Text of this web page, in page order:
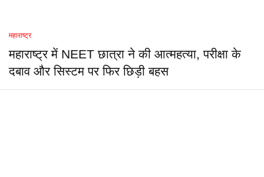
महाराष्ट्र
महाराष्ट्र में NEET छात्रा ने की आत्महत्या, परीक्षा के
दबाव और सिस्टम पर फिर छिड़ी बहस